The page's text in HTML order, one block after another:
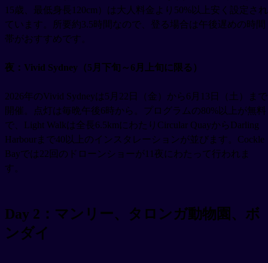
15歳、最低身長120cm）は大人料金より50%以上安く設定され
ています。所要約3.5時間なので、登る場合は午後遅めの時間
帯がおすすめです。
夜：Vivid Sydney（5月下旬～6月上旬に限る）
2026年のVivid Sydneyは5月22日（金）から6月13日（土）まで
開催。点灯は毎晩午後6時から。プログラムの80%以上が無料
で、Light Walkは全長6.5kmにわたりCircular QuayからDarling
Harbourまで40以上のインスタレーションが並びます。Cockle
Bayでは22回のドローンショーが11夜にわたって行われま
す。
Day 2：マンリー、タロンガ動物園、ボ
ンダイ